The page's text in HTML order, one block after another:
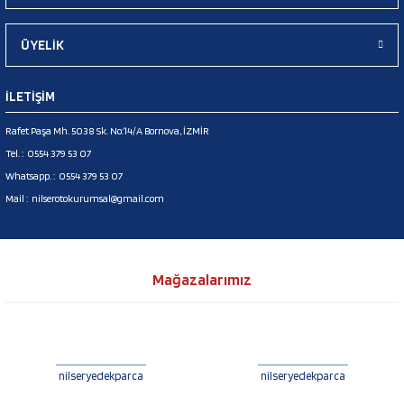
ÜYELİK
İLETİŞİM
Rafet Paşa Mh. 5038 Sk. No:14/A Bornova, İZMİR
Tel. : 0554 379 53 07
Whatsapp. : 0554 379 53 07
Mail : nilserotokurumsal@gmail.com
Mağazalarımız
nilseryedekparca nilseryedekparca